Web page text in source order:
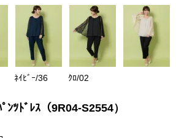
ﾈｲﾋﾞｰ/36 ｸﾛ/02
ﾝﾂﾄﾞﾚｽ（9R04-S2554）